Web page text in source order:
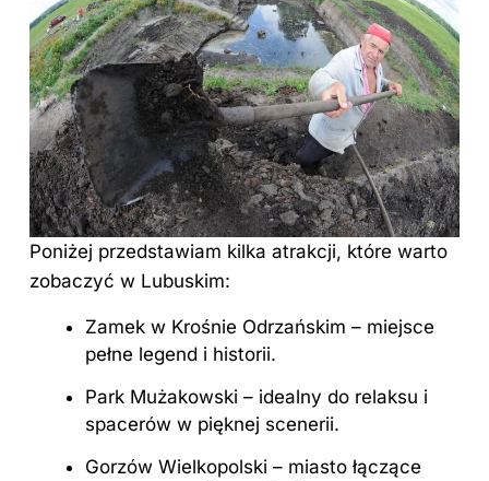
Poniżej przedstawiam kilka atrakcji, które warto
zobaczyć w Lubuskim:
Zamek w Krośnie Odrzańskim – miejsce
pełne legend i historii.
Park Mużakowski – idealny do relaksu i
spacerów w pięknej scenerii.
Gorzów Wielkopolski – miasto łączące